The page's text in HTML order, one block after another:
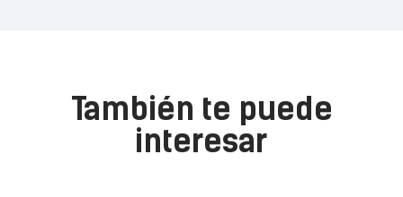
También te puede
interesar